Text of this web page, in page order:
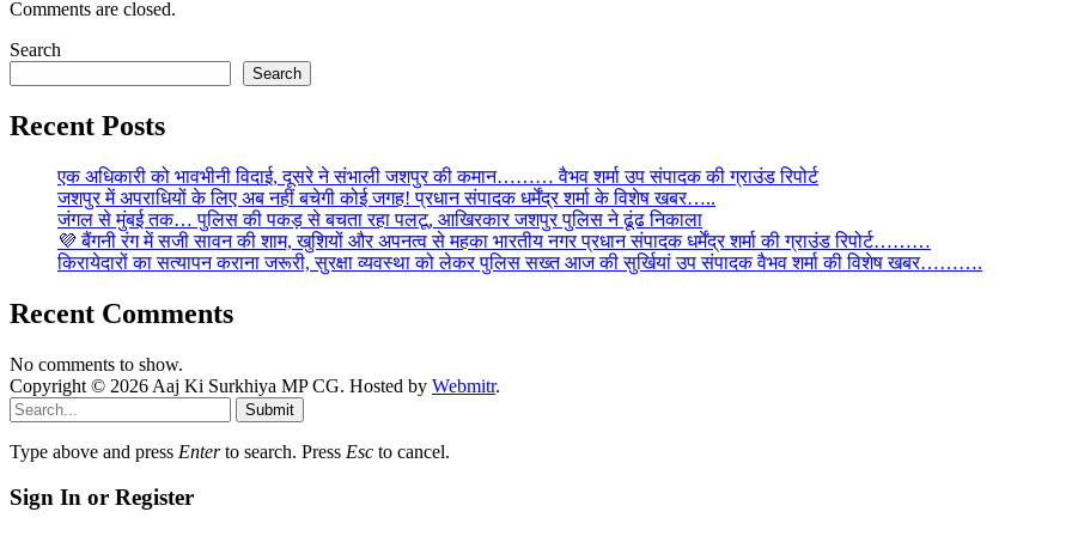
Comments are closed.
Search
Search
Recent Posts
एक अधिकारी को भावभीनी विदाई, दूसरे ने संभाली जशपुर की कमान……… वैभव शर्मा उप संपादक की ग्राउंड रिपोर्ट
जशपुर में अपराधियों के लिए अब नहीं बचेगी कोई जगह! प्रधान संपादक धर्मेंद्र शर्मा के विशेष खबर…..
जंगल से मुंबई तक… पुलिस की पकड़ से बचता रहा पलटू, आखिरकार जशपुर पुलिस ने ढूंढ निकाला
💜 बैंगनी रंग में सजी सावन की शाम, खुशियों और अपनत्व से महका भारतीय नगर प्रधान संपादक धर्मेंद्र शर्मा की ग्राउंड रिपोर्ट………
किरायेदारों का सत्यापन कराना जरूरी, सुरक्षा व्यवस्था को लेकर पुलिस सख्त आज की सुर्खियां उप संपादक वैभव शर्मा की विशेष खबर……….
Recent Comments
No comments to show.
Copyright © 2026 Aaj Ki Surkhiya MP CG. Hosted by Webmitr.
Submit
Type above and press Enterto search. Press Esc to cancel.
Sign In or Register